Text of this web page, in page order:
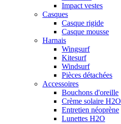
Impact vestes
Casques
Casque rigide
Casque mousse
Harnais
Wingsurf
Kitesurf
Windsurf
Pièces détachées
Accessoires
Bouchons d'oreille
Crème solaire H2O
Entretien néoprène
Lunettes H2O